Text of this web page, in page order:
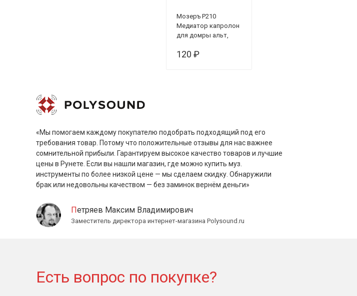
Мозеръ P210
Медиатор капролон
для домры альт,
универсальный
120 ₽
«Мы помогаем каждому покупателю подобрать подходящий под его
требования товар. Потому что положительные отзывы для нас важнее
сомнительной прибыли. Гарантируем высокое качество товаров и лучшие
цены в Рунете. Если вы нашли магазин, где можно купить муз.
инструменты по более низкой цене — мы сделаем скидку. Обнаружили
брак или недовольны качеством — без заминок вернём деньги»
Петряев Максим Владимирович
Заместитель директора интернет-магазина Polysound.ru
Есть вопрос по покупке?